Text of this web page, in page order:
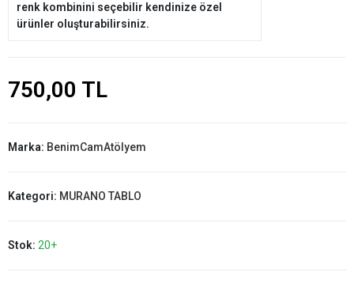
renk kombinini seçebilir kendinize özel
ürünler oluşturabilirsiniz.
750,00 TL
Marka: BenimCamAtölyem
Kategori: MURANO TABLO
Stok: 20+